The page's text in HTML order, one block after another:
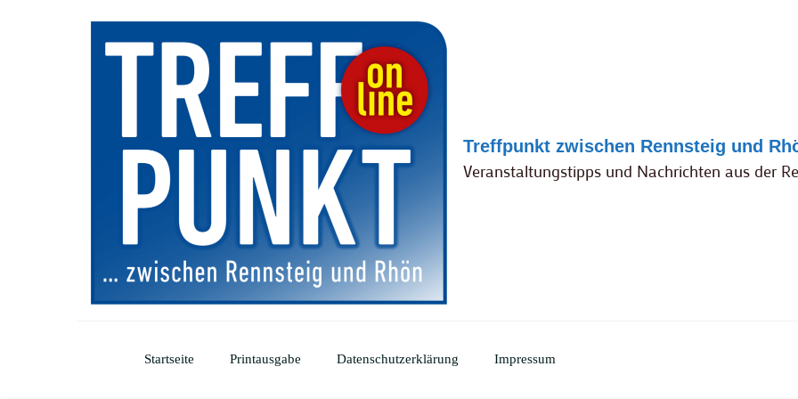
Treffpunkt zwischen Rennsteig und
Veranstaltungstipps und Nachrichten aus der
Startseite Printausgabe Datenschutzerklärung Impressum